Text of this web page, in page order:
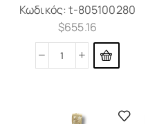
Κωδικός:t-805100280
$655.16